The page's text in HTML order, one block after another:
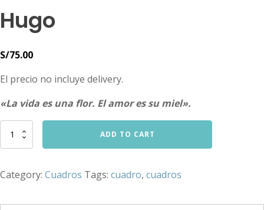
Hugo
S/75.00
El precio no incluye delivery.
«La vida es una flor. El amor es su miel».
Cuadro
Hugo
ADD TO CART
Category: Cuadros Tags: cuadro, cuadros